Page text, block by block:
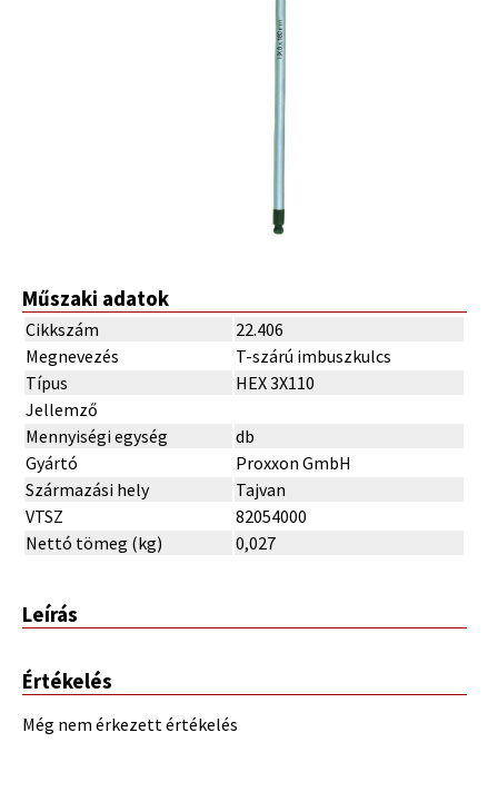
Műszaki adatok
Cikkszám
22.406
Megnevezés
T-szárú imbuszkulcs
Típus
HEX 3X110
Jellemző
Mennyiségi egység
db
Gyártó
Proxxon GmbH
Származási hely
Tajvan
VTSZ
82054000
Nettó tömeg (kg)
0,027
Leírás
Értékelés
Még nem érkezett értékelés